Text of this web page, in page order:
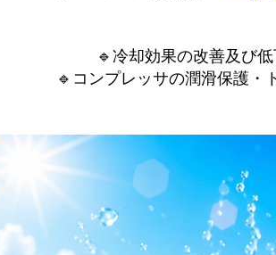
🔹冷却効果の改善及び
🔹コンプレッサの潤滑保護・